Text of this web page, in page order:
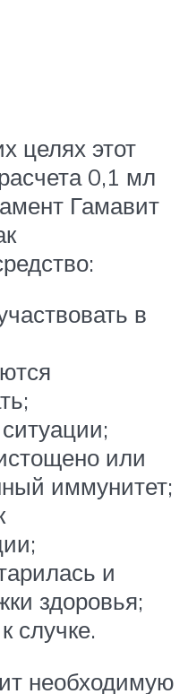
целях этот
0,1 мл
Гамавит
в
или
иммунитет;
и
здоровья;
случке.
необходимую